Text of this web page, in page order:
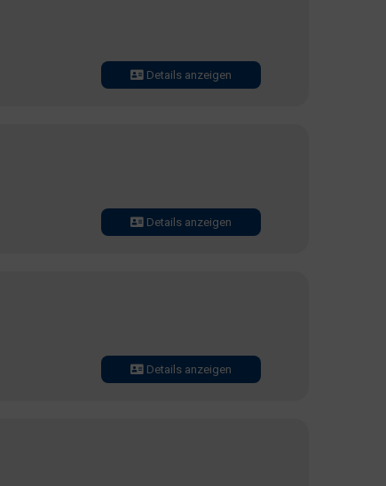
Details anzeigen
Details anzeigen
Details anzeigen